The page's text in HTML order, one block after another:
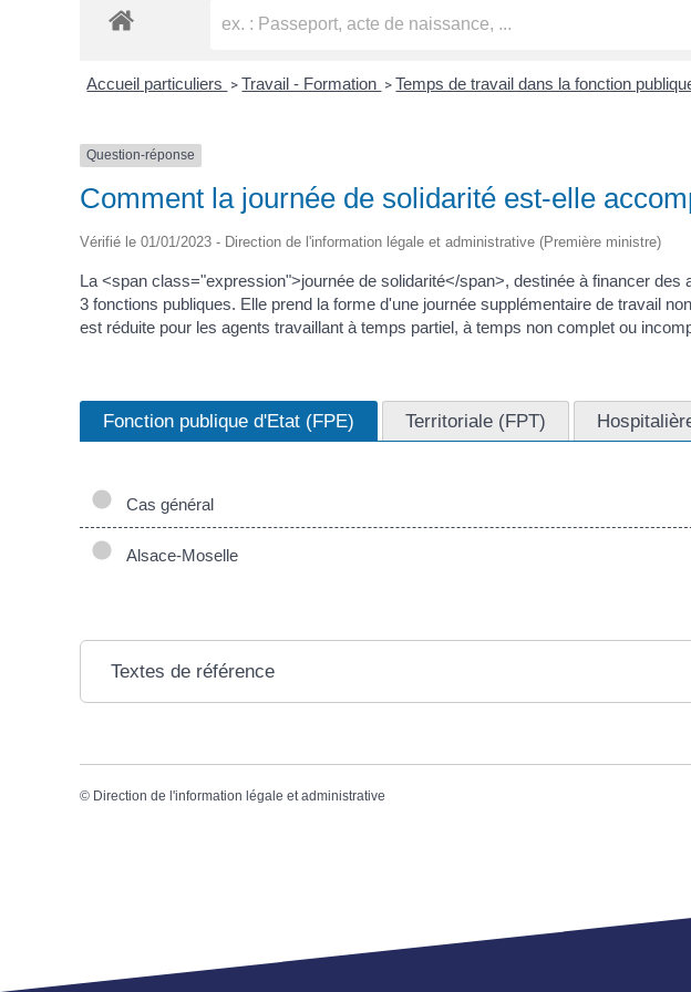
Accueil particuliers > Travail - Formation > Temps de travail dans la fonction
Question-réponse
Comment la journée de solidarité est-elle
Vérifié le 01/01/2023 - Direction de l'information légale et administrative (Première ministre)
La <span class="expression">journée de solidarité</span>, destinée à financer
3 fonctions publiques. Elle prend la forme d'une journée supplémentaire de travail
est réduite pour les agents travaillant à temps partiel, à temps non complet ou
Fonction publique d'Etat (FPE) Territoriale (FPT)
Cas général
Alsace-Moselle
Textes de référence
© Direction de l'information légale et administrative